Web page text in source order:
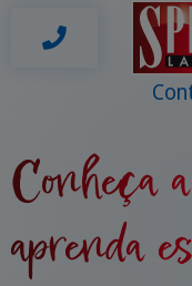
Conheça
aprenda